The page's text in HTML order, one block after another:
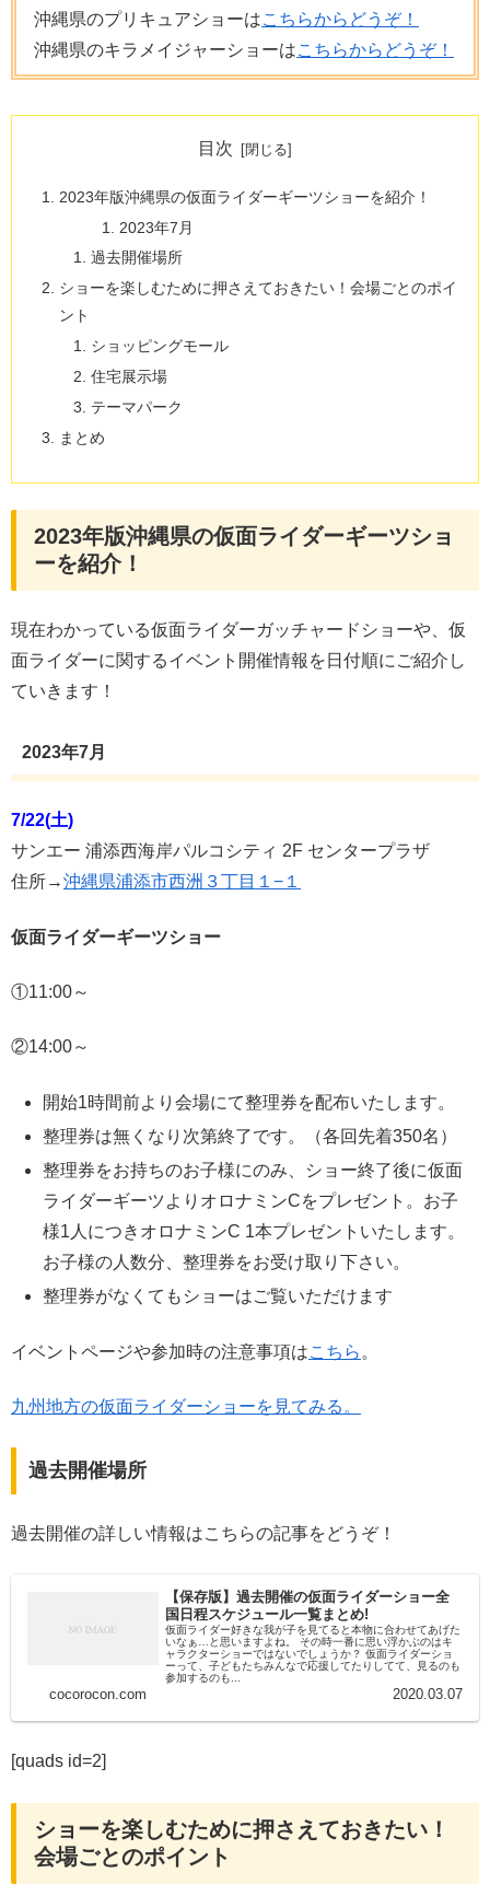
沖縄県のプリキュアショーはこちらからどうぞ！
沖縄県のキラメイジャーショーはこちらからどうぞ！
目次
2023年版沖縄県の仮面ライダーギーツショーを紹介！
2023年7月
過去開催場所
ショーを楽しむために押さえておきたい！会場ごとのポイ
ント
ショッピングモール
住宅展示場
テーマパーク
まとめ
2023年版沖縄県の仮面ライダーギーツショ
ーを紹介！
現在わかっている仮面ライダーガッチャードショーや、仮
面ライダーに関するイベント開催情報を日付順にご紹介し
ていきます！
2023年7月
7/22(土)
サンエー 浦添西海岸パルコシティ 2F センタープラザ
住所→沖縄県浦添市西洲３丁目１−１
仮面ライダーギーツショー
①11:00～
②14:00～
開始1時間前より会場にて整理券を配布いたします。
整理券は無くなり次第終了です。（各回先着350名）
整理券をお持ちのお子様にのみ、ショー終了後に仮面
ライダーギーツよりオロナミンCをプレゼント。お子
様1人につきオロナミンC 1本プレゼントいたします。
お子様の人数分、整理券をお受け取り下さい。
整理券がなくてもショーはご覧いただけます
イベントページや参加時の注意事項はこちら 。
九州地方の仮面ライダーショーを見てみる。
過去開催場所
過去開催の詳しい情報はこちらの記事をどうぞ！
【保存版】過去開催の仮面ライダーショー全
国日程スケジュール一覧まとめ!
仮面ライダー好きな我が子を見てると本物に合わせてあげた
いなぁ…と思いますよね。 その時一番に思い浮かぶのはキ
ャラクターショーではないでしょうか？ 仮面ライダーショ
ーって、子どもたちみんなで応援してたりしてて、見るのも
参加するのも...
cocorocon.com 2020.03.07
[quads id=2]
ショーを楽しむために押さえておきたい！
会場ごとのポイント